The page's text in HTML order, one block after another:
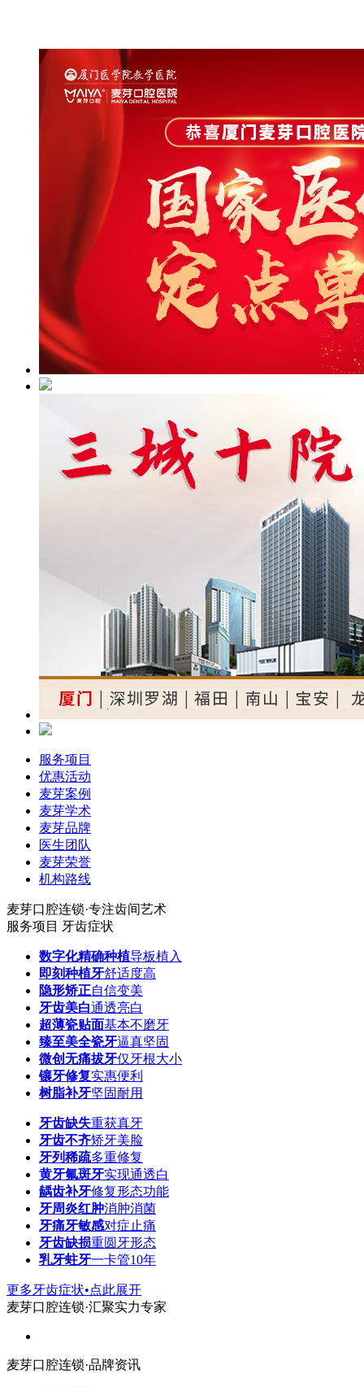
服务项目
优惠活动
麦芽案例
麦芽学术
麦芽品牌
医生团队
麦芽荣誉
机构路线
麦芽口腔连锁·专注齿间艺术
服务项目 牙齿症状
数字化精确种植导板植入
即刻种植牙舒适度高
隐形矫正自信变美
牙齿美白通透亮白
超薄瓷贴面基本不磨牙
臻至美全瓷牙逼真坚固
微创无痛拔牙仅牙根大小
镶牙修复实惠便利
树脂补牙坚固耐用
牙齿缺失重获真牙
牙齿不齐矫牙美脸
牙列稀疏多重修复
黄牙氟斑牙实现通透白
龋齿补牙修复形态功能
牙周炎红肿消肿消菌
牙痛牙敏感对症止痛
牙齿缺损重圆牙形态
乳牙蛀牙一卡管10年
更多牙齿症状•点此展开
麦芽口腔连锁·汇聚实力专家
麦芽口腔连锁·品牌资讯